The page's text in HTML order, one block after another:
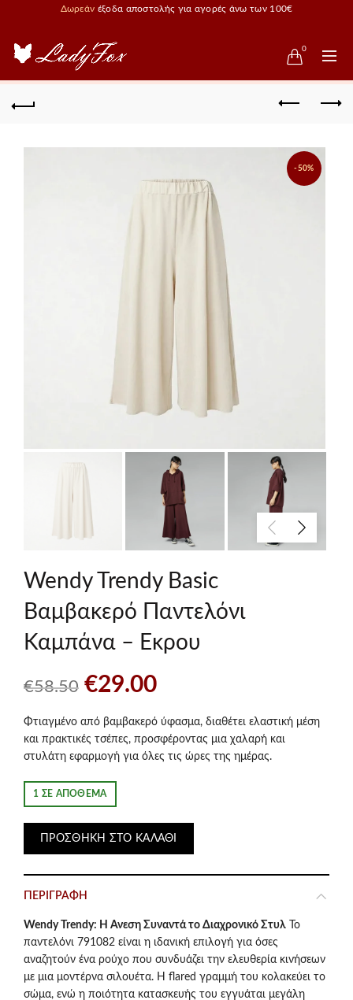
Δωρεάν έξοδα αποστολής για αγορές άνω των 100€
0
-50%
Wendy Trendy Basic
Βαμβακερό Παντελόνι
Καμπάνα – Εκρου
€58.50 Original
price
was:
€58.50.
€29.00Η
τρέχουσα
τιμή
€29.00.
Φτιαγμένο από βαμβακερό ύφασμα, διαθέτει ελαστική μέση
και πρακτικές τσέπες, προσφέροντας μια χαλαρή και
στυλάτη εφαρμογή για όλες τις ώρες της ημέρας.
1 ΣΕ ΑΠΌΘΕΜΑ
ΠΡΟΣΘΉΚΗ ΣΤΟ ΚΑΛΆΘΙ
ΠΕΡΙΓΡΑΦΉ
Wendy Trendy: Η Άνεση Συναντά το Διαχρονικό Στυλ Το
παντελόνι 791082 είναι η ιδανική επιλογή για όσες
αναζητούν ένα ρούχο που συνδυάζει την ελευθερία κινήσεων
με μια μοντέρνα σιλουέτα. Η flared γραμμή του κολακεύει το
σώμα, ενώ η ποιότητα κατασκευής του εγγυάται μεγάλη